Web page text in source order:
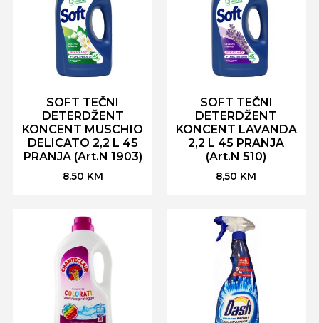
SOFT TEČNI
DETERDŽENT
KONCENT MUSCHIO
DELICATO 2,2 L 45
PRANJA (Art.N 1903)
8,50 KM
SOFT TEČNI
DETERDŽENT
KONCENT LAVANDA
2,2 L 45 PRANJA
(Art.N 510)
8,50 KM